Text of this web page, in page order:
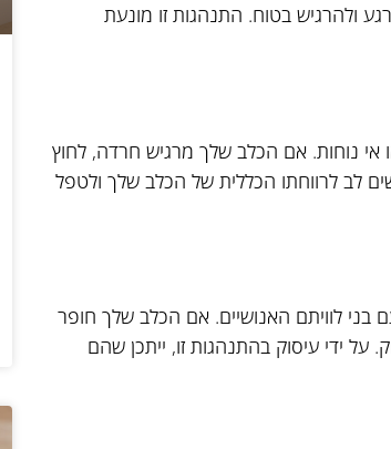
ולהרגיש בטוח. התנהגות זו מונעת
אי נוחות. אם הכלב שלך מרגיש חרדה, לחוץ
לב לרווחתו הכללית של הכלב שלך ולטפל
בני לוויתם האנושיים. אם הכלב שלך חופר
על ידי עיסוק בהתנהגות זו, ייתכן שהם